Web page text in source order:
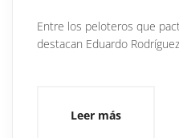
Entre los peloteros que
destacan Eduardo
Leer más